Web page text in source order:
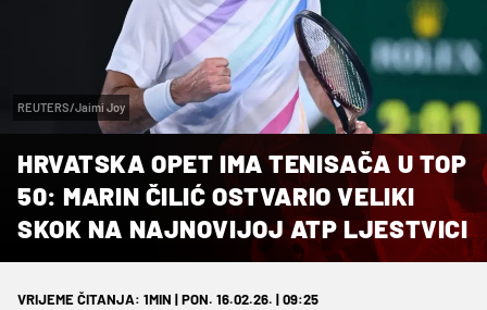
REUTERS/Jaimi Joy
HRVATSKA OPET IMA TENISAČA U TOP
50: MARIN ČILIĆ OSTVARIO VELIKI
SKOK NA NAJNOVIJOJ ATP LJESTVICI
VRIJEME ČITANJA: 1MIN | PON. 16.02.26. | 09:25